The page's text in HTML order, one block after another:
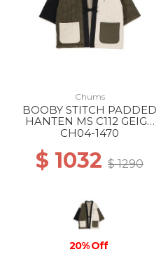
Chums
BOOBY STITCH PADDED
HANTEN MS C112 GEIGE
CRAZY
CH04-1470
$ 1032 $ 1290
20% Off